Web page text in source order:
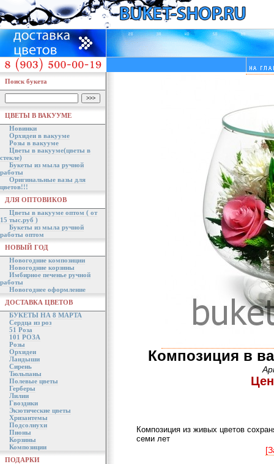
Поиск букета
ЦВЕТЫ В ВАКУУМЕ
Новинки
Орхидеи в вакууме
Розы в вакууме
Цветы в вакууме(цветы в
стекле)
Букеты из мыла ручной
работы
Оригинальные вазы для
цветов!!!
ДЛЯ ОПТОВИКОВ
Цветы в вакууме оптом ( от
15 тыс.руб )
Букеты из мыла ручной
работы оптом
НОВЫЙ ГОД
Новогодние композиции
Новогодние корзины
Имбирное печенье ручной
работы
Новогоднее оформление
ДОСТАВКА ЦВЕТОВ
БУКЕТЫ НА 8 МАРТА
Сердца из роз
51 Роза
101 РОЗА
Розы
Орхидеи
Ландыши
Сирень
Тюльпаны
Полевые цветы
Герберы
Лилии
Гвоздики
Экзотические цветы
Хризантемы
Подсолнухи
Пионы
Корзины
Композиции
ПОДАРКИ
Композиция в
Композиция из живых цветов
семи лет